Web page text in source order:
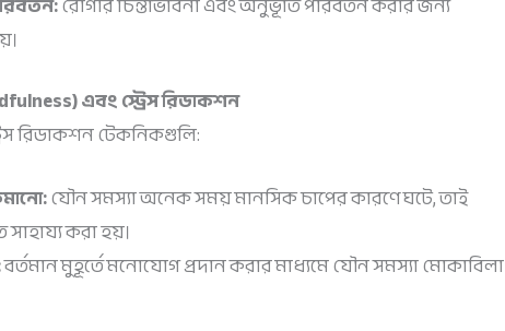
এবং স্ট্রেস রিডাকশন
রিডাকশন টেকনিকগুলি:
যৌন সমস্যা অনেক সময় মানসিক চাপের কারণে ঘটে, তাই
সাহায্য করা হয়।
বর্তমান মুহূর্তে মনোযোগ প্রদান করার মাধ্যমে যৌন সমস্যা মোকাবিলা